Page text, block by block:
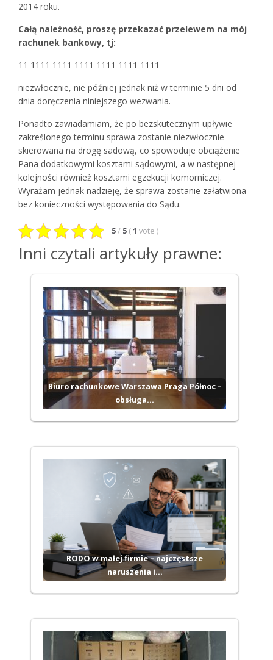
2014 roku.
Całą należność, proszę przekazać przelewem na mój
rachunek bankowy, tj:
11 1111 1111 1111 1111 1111 1111
niezwłocznie, nie później jednak niż w terminie 5 dni od
dnia doręczenia niniejszego wezwania.
Ponadto zawiadamiam, że po bezskutecznym upływie
zakreślonego terminu sprawa zostanie niezwłocznie
skierowana na drogę sadową, co spowoduje obciążenie
Pana dodatkowymi kosztami sądowymi, a w następnej
kolejności również kosztami egzekucji komorniczej.
Wyrażam jednak nadzieję, że sprawa zostanie załatwiona
bez konieczności występowania do Sądu.
5 / 5 ( 1 vote )
Inni czytali artykuły prawne:
Biuro rachunkowe Warszawa Praga Północ –
obsługa…
RODO w małej firmie – najczęstsze
naruszenia i…